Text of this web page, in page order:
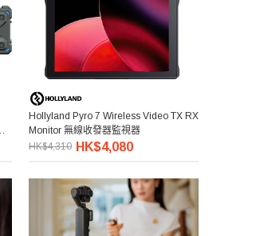
Hollyland Pyro 7 Wireless Video TX RX
Monitor 無線收發器監視器
HK$4,310 HK$4,080